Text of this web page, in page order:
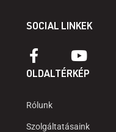
SOCIAL LINKEK
OLDALTÉRKÉP
Rólunk
Szolgáltatásaink